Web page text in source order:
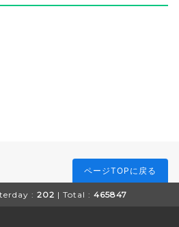
ページTOPに戻る
: 202 | Total : 465847